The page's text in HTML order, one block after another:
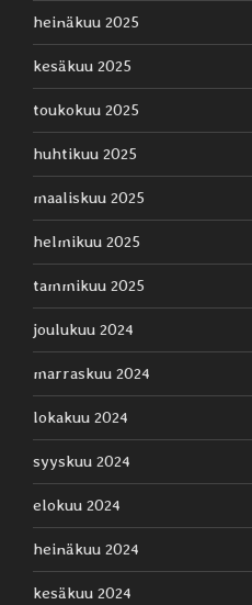
heinäkuu 2025
kesäkuu 2025
toukokuu 2025
huhtikuu 2025
maaliskuu 2025
helmikuu 2025
tammikuu 2025
joulukuu 2024
marraskuu 2024
lokakuu 2024
syyskuu 2024
elokuu 2024
heinäkuu 2024
kesäkuu 2024